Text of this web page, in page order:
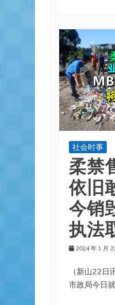
社会时事
柔禁
依旧
今销
执法
2024 年 1 月
（新山22日
市政局今日